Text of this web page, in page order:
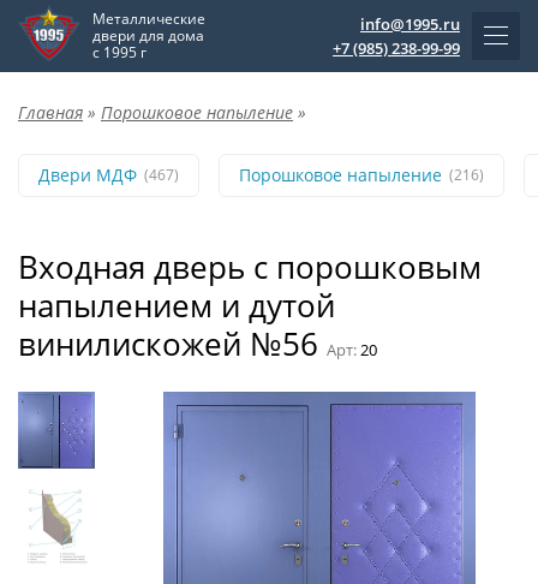
Металлические
двери для дома
с 1995 г
info@1995.ru
+7 (985) 238-99-99
Главная » Порошковое напыление »
Двери МДФ (467) Порошковое напыление (216)
Входная дверь с порошковым
напылением и дутой
винилискожей №56 Арт:20